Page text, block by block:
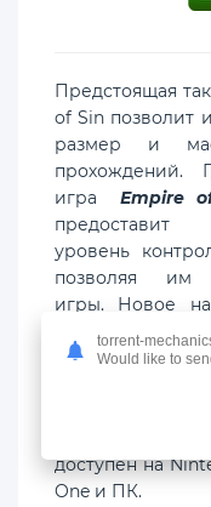
Предстоящая
of Sin позволит
размер и
прохождений.
играEmpire
предоставит
уровень
позволяя им
игры. Новое
Paradox
выпустить в
игры до 1
доступен на
One и ПК.
torrent-
Would like to